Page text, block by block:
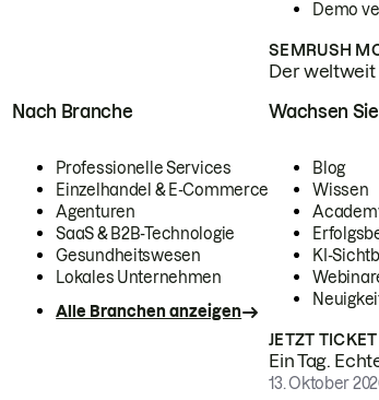
Demo
SEMRUSH
Der weltweit
Nach Branche
Professionelle Services
Einzelhandel & E-Commerce
Agenturen
SaaS & B2B-Technologie
Gesundheitswesen
Lokales Unternehmen
Alle Branchen anzeigen
Wachsen
Blog
Wissen
KI-
JETZT
Ein Tag.
13. Oktober